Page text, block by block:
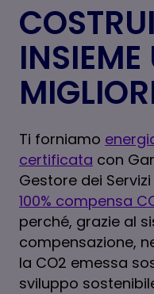
Ti forniamo
certificata con
Gestore dei
100% compensa
perché, grazie al
compensazione,
la CO2 emessa
sviluppo